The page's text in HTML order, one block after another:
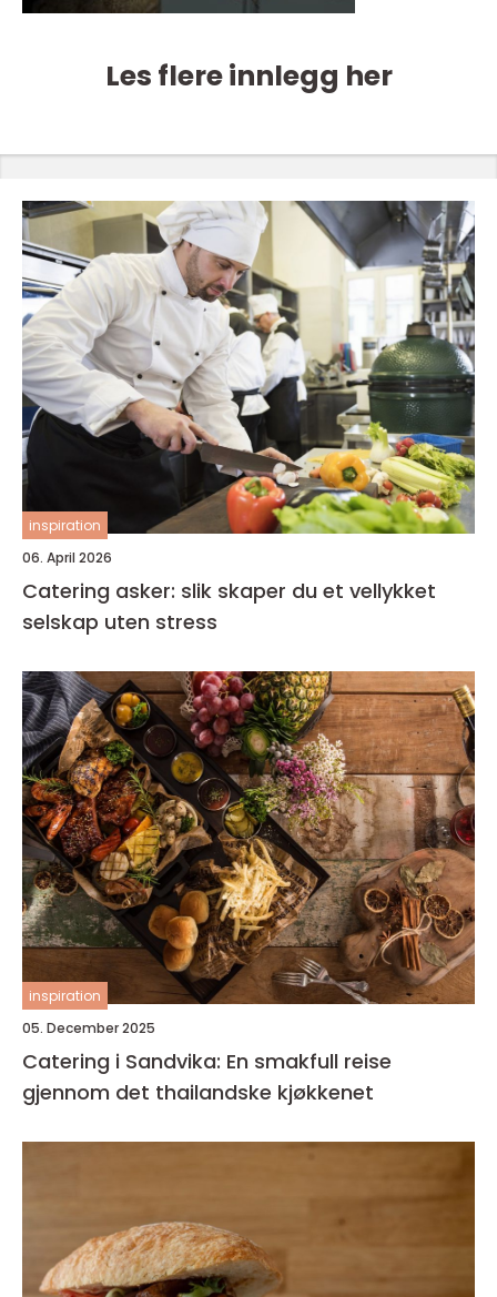
Les flere innlegg her
inspiration
06. April 2026
Catering asker: slik skaper du et vellykket
selskap uten stress
inspiration
05. December 2025
Catering i Sandvika: En smakfull reise
gjennom det thailandske kjøkkenet